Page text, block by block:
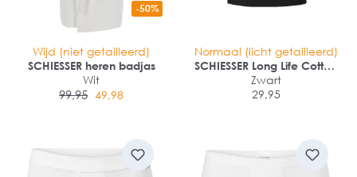
-50%
Wijd (niet getailleerd)
SCHIESSER heren badjas
Wit
99,95 49,98
Normaal (licht getailleerd)
SCHIESSER Long Life Cotton
T-shirt (1-pack)
Zwart
29,95